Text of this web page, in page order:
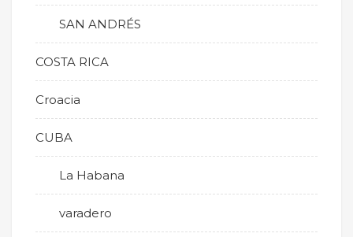
SAN ANDRÉS
COSTA RICA
Croacia
CUBA
La Habana
varadero